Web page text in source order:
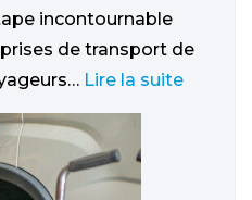
incontournable
de transport de
Lire la suite